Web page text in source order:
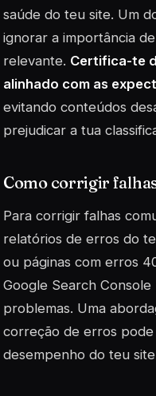
saúde do teu site. Um
ignorar a importância
relevante. Certifica-te
alinhado com as
evitando conteúdos
prejudicar a tua
Como corrigir
Para corrigir falhas
relatórios de erros do
ou páginas com erros
Google Search
problemas. Uma
correção de erros
desempenho do teu